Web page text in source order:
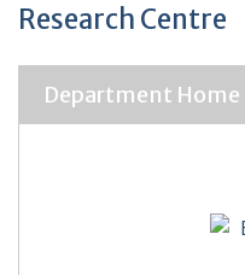
Research Centre
Department Home